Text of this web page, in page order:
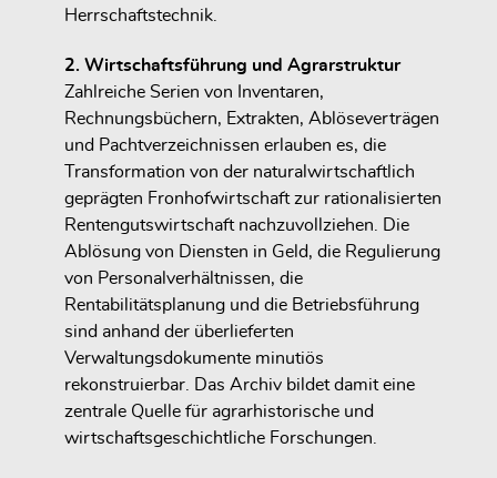
Herrschaftstechnik.
2. Wirtschaftsführung und Agrarstruktur
Zahlreiche Serien von Inventaren,
Rechnungsbüchern, Extrakten, Ablöseverträgen
und Pachtverzeichnissen erlauben es, die
Transformation von der naturalwirtschaftlich
geprägten Fronhofwirtschaft zur rationalisierten
Rentengutswirtschaft nachzuvollziehen. Die
Ablösung von Diensten in Geld, die Regulierung
von Personalverhältnissen, die
Rentabilitätsplanung und die Betriebsführung
sind anhand der überlieferten
Verwaltungsdokumente minutiös
rekonstruierbar. Das Archiv bildet damit eine
zentrale Quelle für agrarhistorische und
wirtschaftsgeschichtliche Forschungen.